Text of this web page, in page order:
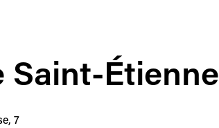
Saint-Étienne
7